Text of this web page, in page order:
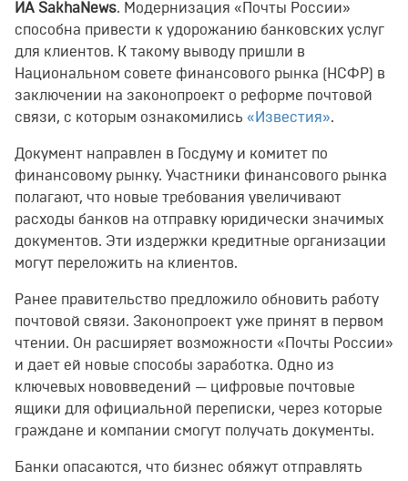
ИА SakhaNews. Модернизация «Почты России»
способна привести к удорожанию банковских услуг
для клиентов. К такому выводу пришли в
Национальном совете финансового рынка (НСФР) в
заключении на законопроект о реформе почтовой
связи, с которым ознакомились «Известия».
Документ направлен в Госдуму и комитет по
финансовому рынку. Участники финансового рынка
полагают, что новые требования увеличивают
расходы банков на отправку юридически значимых
документов. Эти издержки кредитные организации
могут переложить на клиентов.
Ранее правительство предложило обновить работу
почтовой связи. Законопроект уже принят в первом
чтении. Он расширяет возможности «Почты России»
и дает ей новые способы заработка. Одно из
ключевых нововведений — цифровые почтовые
ящики для официальной переписки, через которые
граждане и компании смогут получать документы.
Банки опасаются, что бизнес обяжут отправлять